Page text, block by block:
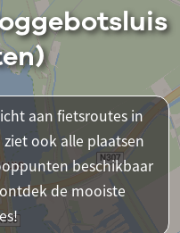
aan fietsroutes in
ook alle plaatsen
beschikbaar
de mooiste